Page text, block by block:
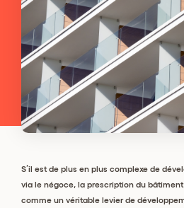
S’il est de plus en plus complexe de
via le négoce, la prescription du
comme un véritable levier de